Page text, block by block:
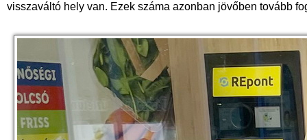
visszaváltó hely van. Ezek száma azonban jövőben tovább